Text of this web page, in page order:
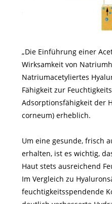
„Die Einführung einer
Wirksamkeit von
Natriumacetyliertes
Fähigkeit zur
Adsorptionsfähigkeit der
corneum) erheblich.
Um eine gesunde, frisch
erhalten, ist es wichtig,
Haut stets ausreichend
Im Vergleich zu
feuchtigkeitsspendende